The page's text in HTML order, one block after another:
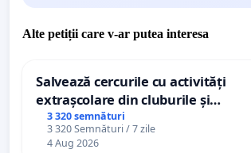
Alte petiții care v-ar putea interesa
Salvează cercurile cu activități
extrașcolare din cluburile și
palatele copiilor
3 320 semnături
3 320 Semnături / 7 zile
4 Aug 2026